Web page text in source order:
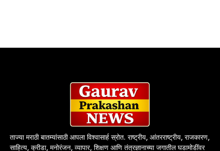
ताज्या मराठी बातम्यांसाठी आपला विश्वासार्ह स्रोत. राष्ट्रीय, आंतरराष्ट्रीय, राजकारण,
साहित्य, क्रीडा, मनोरंजन, व्यापार, शिक्षण आणि तंत्रज्ञानाच्या जगातील घडामोडींवर